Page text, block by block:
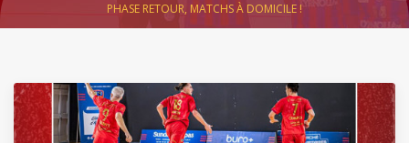
PHASE RETOUR, MATCHS À DOMICILE !